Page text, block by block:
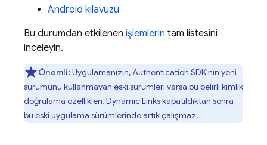
Android kılavuzu
Bu durumdan etkilenen işlemlerin tam listesini
inceleyin.
Önemli: Uygulamanızın, Authentication SDK'nın yeni
sürümünü kullanmayan eski sürümleri varsa bu belirli kimlik
doğrulama özellikleri,Dynamic Linkskapatıldıktan sonra
bu eski uygulama sürümlerinde artık çalışmaz.